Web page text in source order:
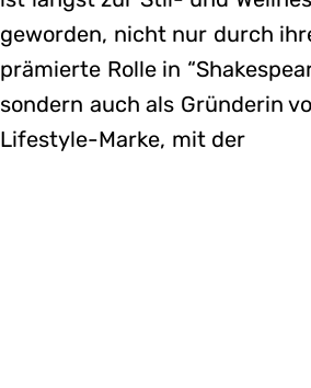
geworden, nicht nur durch
prämierte Rolle in
sondern auch als Gründerin
Lifestyle-Marke, mit der